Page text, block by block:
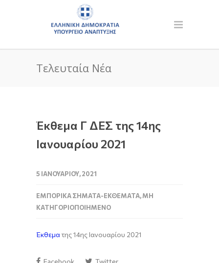
Τελευταία Νέα
Έκθεμα Γ ΔΕΣ της 14ης
Ιανουαρίου 2021
5 ΙΑΝΟΥΑΡΊΟΥ, 2021
ΕΜΠΟΡΙΚΆ ΣΉΜΑΤΑ-ΕΚΘΈΜΑΤΑ,ΜΗ
ΚΑΤΗΓΟΡΙΟΠΟΙΗΜΈΝΟ
Έκθεμα της 14ης Ιανουαρίου 2021
Facebook Twitter